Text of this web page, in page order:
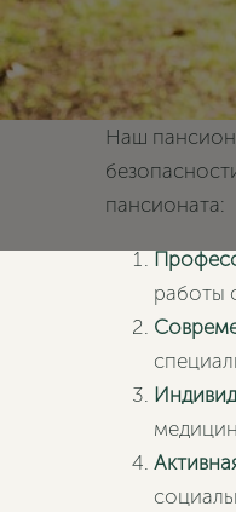
Наш
пансионата:
работы